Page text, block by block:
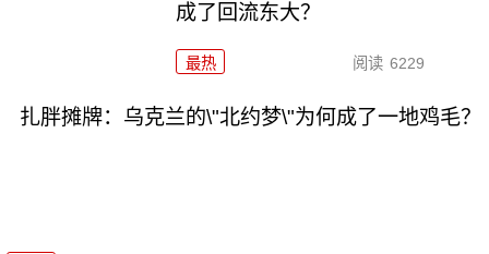
成了回流东大？
最热 阅读 6229
扎胖摊牌：乌克兰的\"北约梦\"为何成了一地鸡毛？